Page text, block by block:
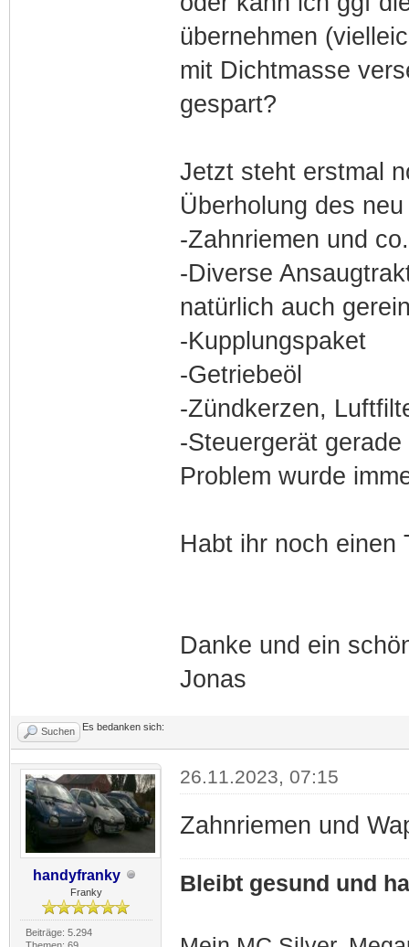
übernehmen
mit Dichtmasse
gespart?
Jetzt steht erstmal
Überholung des
-Zahnriemen und co.
-Diverse
natürlich auch
-Kupplungspaket
-Getriebeöl
-Zündkerzen,
-Steuergerät
Problem wurde
Habt ihr noch einen
Danke und ein
Jonas
Suchen Es bedanken sich:
handyfranky
Franky
Beiträge: 5.294
26.11.2023, 07:15
Zahnriemen und
Bleibt gesund und